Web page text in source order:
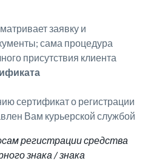
заявку и
сама процедура
присутствия клиента
сертификат о регистрации
Вам курьерской службой
регистрации средства
знака / знака